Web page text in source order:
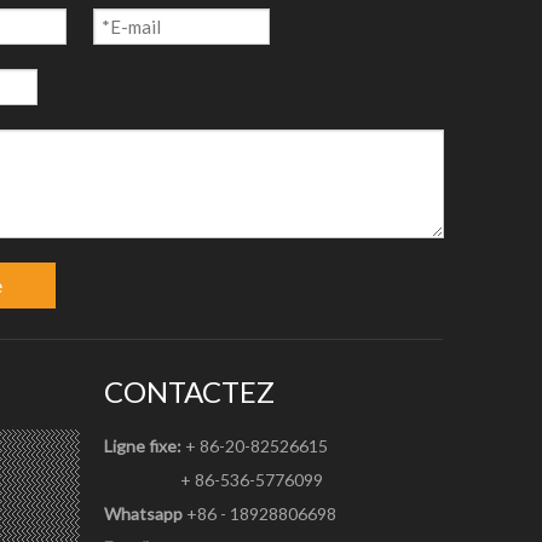
etc.
CONTACTEZ
Ligne fixe: + 86-20-82526615
+ 86-536-5776099
Whatsapp +86 - 18928806698